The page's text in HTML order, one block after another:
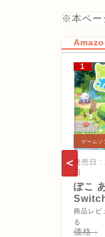
※本ペー
ゲームソ
発売日
日
ぽこ
商品レビ
る
価格 :